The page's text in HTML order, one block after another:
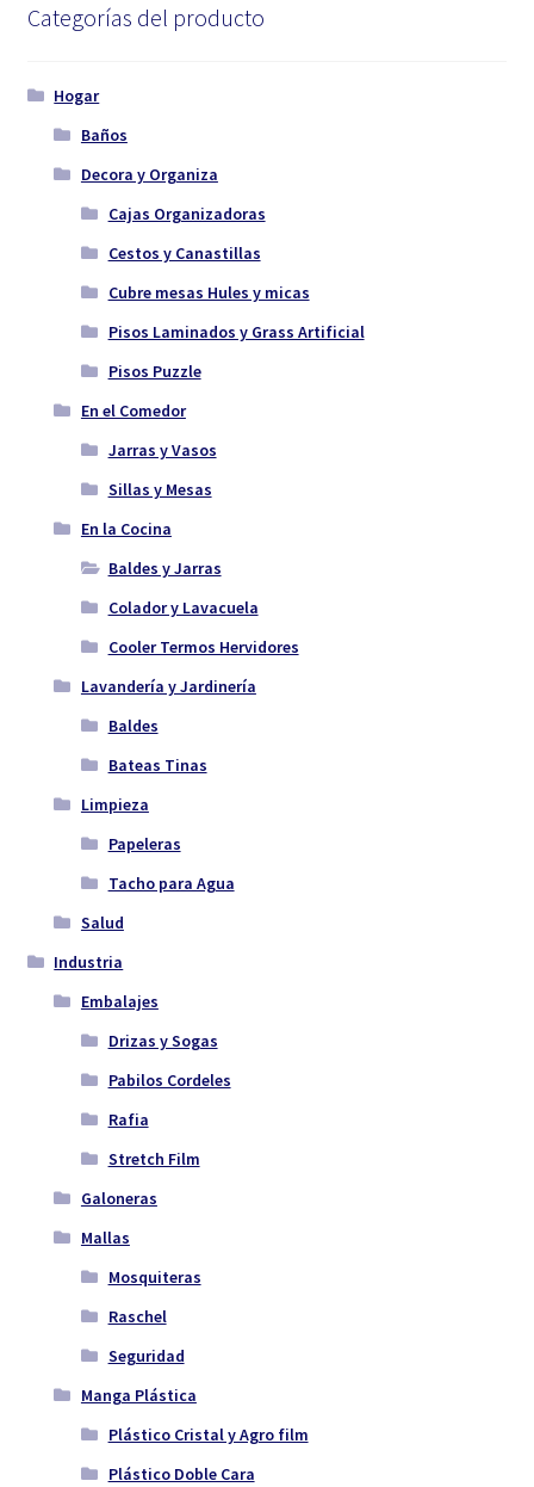
Categorías del producto
Hogar
Baños
Decora y Organiza
Cajas Organizadoras
Cestos y Canastillas
Cubre mesas Hules y micas
Pisos Laminados y Grass Artificial
Pisos Puzzle
En el Comedor
Jarras y Vasos
Sillas y Mesas
En la Cocina
Baldes y Jarras
Colador y Lavacuela
Cooler Termos Hervidores
Lavandería y Jardinería
Baldes
Bateas Tinas
Limpieza
Papeleras
Tacho para Agua
Salud
Industria
Embalajes
Drizas y Sogas
Pabilos Cordeles
Rafia
Stretch Film
Galoneras
Mallas
Mosquiteras
Raschel
Seguridad
Manga Plástica
Plástico Cristal y Agro film
Plástico Doble Cara